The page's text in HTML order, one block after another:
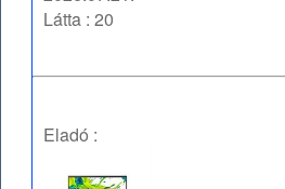
Látta : 20
Eladó :